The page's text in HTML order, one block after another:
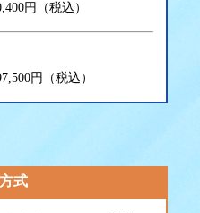
円（税込）
円（税込）
式